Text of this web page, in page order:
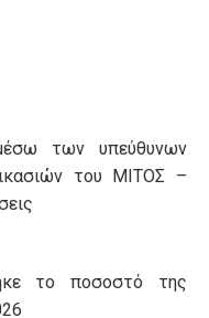
των υπεύθυνων
του ΜΙΤΟΣ –
το ποσοστό της